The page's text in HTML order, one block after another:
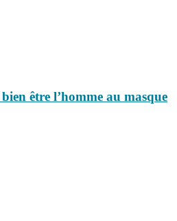
être l’homme au masque